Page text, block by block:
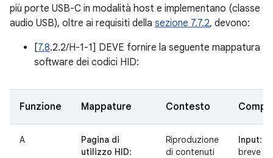
più porte USB-C in modalità host e implementano (classe
audio USB), oltre ai requisiti della sezione 7.7.2, devono:
[7.8.2.2/H-1-1] DEVE fornire la seguente mappatura
software dei codici HID:
Funzione Mappature Contesto
A
Pagina di
utilizzo HID:
Riproduzione
di contenuti
Input:
breve